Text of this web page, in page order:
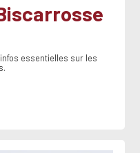
essentielles sur les